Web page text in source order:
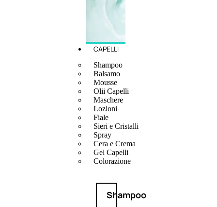
CAPELLI
Shampoo
Balsamo
Mousse
Olii Capelli
Maschere
Lozioni
Fiale
Sieri e Cristalli
Spray
Cera e Crema
Gel Capelli
Colorazione
Shampoo